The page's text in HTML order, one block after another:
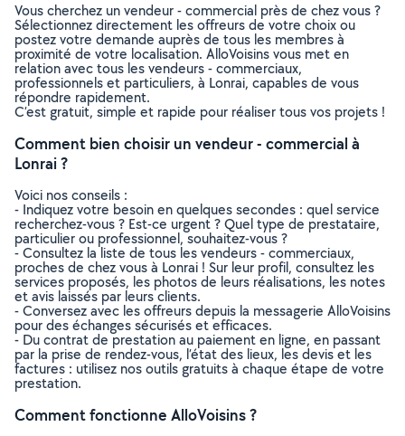
Vous cherchez un vendeur - commercial près de chez vous ?
Sélectionnez directement les offreurs de votre choix ou
postez votre demande auprès de tous les membres à
proximité de votre localisation. AlloVoisins vous met en
relation avec tous les vendeurs - commerciaux,
professionnels et particuliers, à Lonrai, capables de vous
répondre rapidement.
C’est gratuit, simple et rapide pour réaliser tous vos projets !
Comment bien choisir un vendeur - commercial à
Lonrai ?
Voici nos conseils :
- Indiquez votre besoin en quelques secondes : quel service
recherchez-vous ? Est-ce urgent ? Quel type de prestataire,
particulier ou professionnel, souhaitez-vous ?
- Consultez la liste de tous les vendeurs - commerciaux,
proches de chez vous à Lonrai ! Sur leur profil, consultez les
services proposés, les photos de leurs réalisations, les notes
et avis laissés par leurs clients.
- Conversez avec les offreurs depuis la messagerie AlloVoisins
pour des échanges sécurisés et efficaces.
- Du contrat de prestation au paiement en ligne, en passant
par la prise de rendez-vous, l’état des lieux, les devis et les
factures : utilisez nos outils gratuits à chaque étape de votre
prestation.
Comment fonctionne AlloVoisins ?